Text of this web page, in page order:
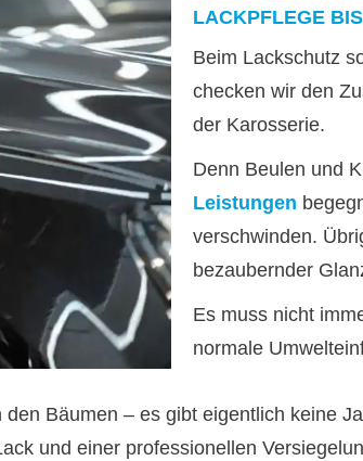
LACKPFLEGE
Beim Lackschutz
checken wir den
der Karosserie.
Denn Beulen und
Leistungen
verschwinden.
bezaubernder
Es muss nicht
normale
Bäumen – es gibt eigentlich keine
und einer professionellen